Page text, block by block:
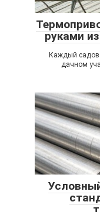
руками
Каждый
дачном